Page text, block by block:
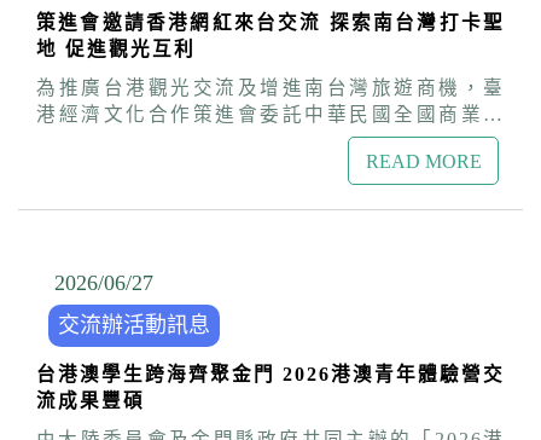
眾及港澳學生有就學就業、在台生活、申請居留
定居等相關問題，可撥打交流辦諮詢專線
(02)2700-3199，感受政府「善意久久」的陪伴
與協助。
業。
樑。 盧處長強調，陸委會與策進會積極推動台灣
與港澳之間經貿與文化交流，也是港澳學生在台
灣最溫暖的依靠。他以港澳學生評點制留台的數
字為例，從2019年的700人次，增加至2025年的
2100人，成長近3倍，顯見政府近年不斷優化
「進得來、留得住、好發展」的友善環境已具成
效，台灣已成為港澳青年職涯發展與築夢的地
方。 本次知性之旅行程首先走訪歷史古鎮鹿港與
賦予新生命。隨後前往雲林口湖的「好蝦囧男
社」，體會台灣青年堅持生態共生、友善土地的
創業精神；並在北港朝天宮隆重的裊裊香火中，
體驗最道地的庶民信仰與人情味。旅程最後落腳
嘉義「檜意生活村」與「二通街區（本島人
街）」，看見舊城區在新舊融合的設計下再次展
策進會邀請香港網紅來台交流 探索南台灣打卡聖
地 促進觀光互利
為推廣台港觀光交流及增進南台灣旅遊商機，臺
港經濟文化合作策進會委託中華民國全國商業總
會於6月22日至27日舉辦「港灣潮旅-香港旅遊達
人交流團」，邀集15位香港網紅來台，親身走訪
副董事長兼經濟合作委員會召集人許舒博指出，
台灣好客且深具人情味，從 2023 年起，策進會
積極邀請香港KOL朋友來台深度體驗宣傳，2025
年來台旅客857萬人次，港澳旅客逾131萬人次，
佔比達15%，是台灣海外觀光客來源第二位，相
當重要，除希望透過網紅社群分享吸引更多港澳
朋友來台旅遊，策進會今年也計畫辦理訪港團，
READ MORE
2026/06/27
交流辦活動訊息
台港澳學生跨海齊聚金門 2026港澳青年體驗營交
流成果豐碩